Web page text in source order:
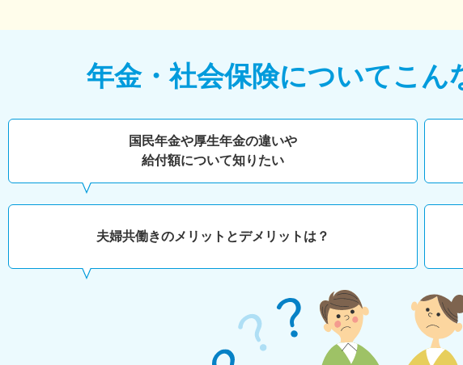
年金・社会保険についてこん
国民年金や厚生年金の違いや
給付額について知りたい
夫婦共働きのメリットとデメリットは？